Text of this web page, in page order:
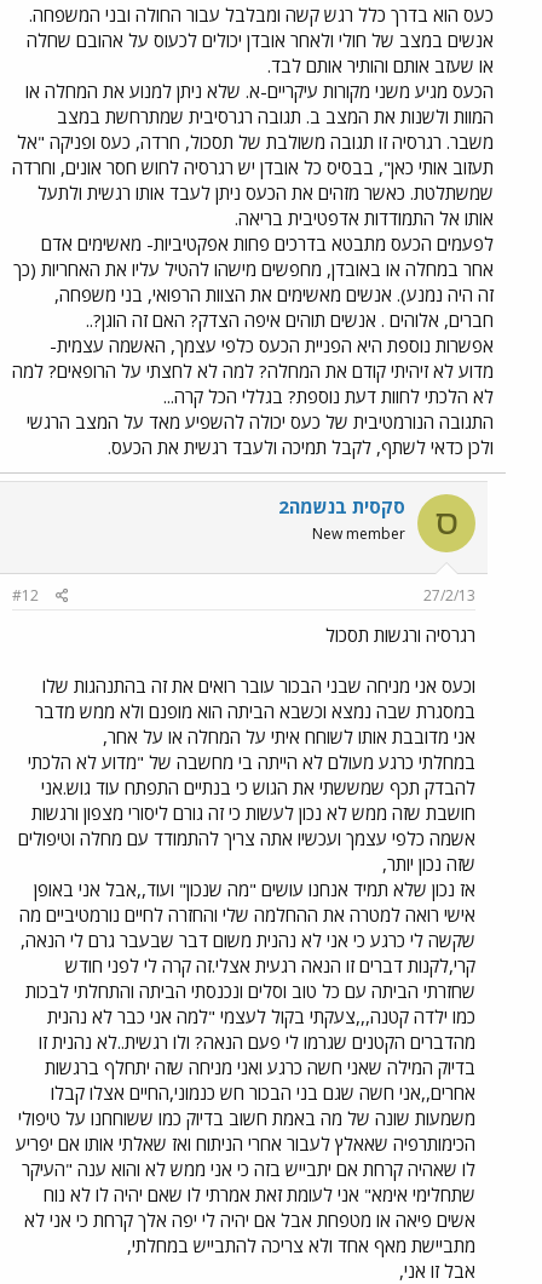
כעס הוא בדרך כלל רגש קשה ומבלבל עבור החולה ובני המשפחה.
אנשים במצב של חולי ולאחר אובדן יכולים לכעוס על אהובם שחלה
או שעזב אותם והותיר אותם לבד.
הכעס מגיע משני מקורות עיקריים-א. שלא ניתן למנוע את המחלה או
המוות ולשנות את המצב ב. תגובה רגרסיבית שמתרחשת במצב
משבר. רגרסיה זו תגובה משולבת של תסכול, חרדה, כעס ופניקה "אל
תעזוב אותי כאן", בבסיס כל אובדן יש רגרסיה לחוש חסר אונים, וחרדה
שמשתלטת. כאשר מזהים את הכעס ניתן לעבד אותו רגשית ולתעל
אותו אל התמודדות אדפטיבית בריאה.
לפעמים הכעס מתבטא בדרכים פחות אפקטיביות- מאשימים אדם
אחר במחלה או באובדן, מחפשים מישהו להטיל עליו את האחריות (כך
זה היה נמנע). אנשים מאשימים את הצוות הרפואי, בני משפחה,
חברים, אלוהים . אנשים תוהים איפה הצדק? האם זה הוגן?..
אפשרות נוספת היא הפניית הכעס כלפי עצמך, האשמה עצמית-
מדוע לא זיהיתי קודם את המחלה? למה לא לחצתי על הרופאים? למה
לא הלכתי לחוות דעת נוספת? בגללי הכל קרה...
התגובה הנורמטיבית של כעס יכולה להשפיע מאד על המצב הרגשי
ולכן כדאי לשתף, לקבל תמיכה ולעבד רגשית את הכעס.
ס סקסית בנשמה2
New member
27/2/13
#12
רגרסיה ורגשות תסכול
וכעס אני מניחה שבני הבכור עובר רואים את זה בהתנהגות שלו
במסגרת שבה נמצא וכשבא הביתה הוא מופנם ולא ממש מדבר
אני מדובבת אותו לשוחח איתי על המחלה או על אחר,
במחלתי כרגע מעולם לא הייתה בי מחשבה של "מדוע לא הלכתי
להבדק תכף שמששתי את הגוש כי בנתיים התפתח עוד גוש.אני
חושבת שזה ממש לא נכון לעשות כי זה גורם ליסורי מצפון ורגשות
אשמה כלפי עצמך ועכשיו אתה צריך להתמודד עם מחלה וטיפולים
שזה נכון יותר,
אז נכון שלא תמיד אנחנו עושים "מה שנכון" ועוד,,אבל אני באופן
אישי רואה למטרה את ההחלמה שלי והחזרה לחיים נורמטיביים מה
שקשה לי כרגע כי אני לא נהנית משום דבר שבעבר גרם לי הנאה,
קרי,לקנות דברים זו הנאה רגעית אצלי.זה קרה לי לפני חודש
שחזרתי הביתה עם כל טוב וסלים ונכנסתי הביתה והתחלתי לבכות
כמו ילדה קטנה,,,צעקתי בקול לעצמי "למה אני כבר לא נהנית
מהדברים הקטנים שגרמו לי פעם הנאה? ולו רגשית..לא נהנית זו
בדיוק המילה שאני חשה כרגע ואני מניחה שזה יתחלף ברגשות
אחרים,,אני חשה שגם בני הבכור חש כנמוני,החיים אצלו קבלו
משמעות שונה של מה באמת חשוב בדיוק כמו ששוחחנו על טיפולי
הכימותרפיה שאאלץ לעבור אחרי הניתוח ואז שאלתי אותו אם יפריע
לו שאהיה קרחת אם יתבייש בזה כי אני ממש לא והוא ענה "העיקר
שתחלימי אימא" אני לעומת זאת אמרתי לו שאם יהיה לו לא נוח
אשים פיאה או מטפחת אבל אם יהיה לי יפה אלך קרחת כי אני לא
מתביישת מאף אחד ולא צריכה להתבייש במחלתי,
אבל זו אני,